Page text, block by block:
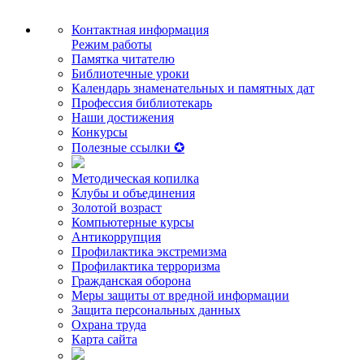
Контактная информация
Режим работы
Памятка читателю
Библиотечные уроки
Календарь знаменательных и памятных дат
Профессия библиотекарь
Наши достижения
Конкурсы
Полезные ссылки ✪
Методическая копилка
Клубы и объединения
Золотой возраст
Компьютерные курсы
Антикоррупция
Профилактика экстремизма
Профилактика терроризма
Гражданская оборона
Меры защиты от вредной информации
Защита персональных данных
Охрана труда
Карта сайта